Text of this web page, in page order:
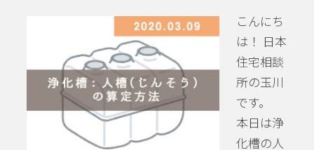
こんにち
は！ 日本
住宅相談
所の玉川
です。
本日は浄
化槽の人